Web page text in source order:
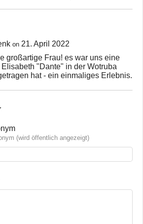
on 21. April 2022
großartige Frau! es war uns eine
Elisabeth "Dante" in der Wotruba
hat - ein einmaliges Erlebnis.
(wird öffentlich angezeigt)